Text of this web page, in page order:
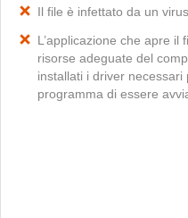
Il file è infettato da un
L’applicazione che apre il
risorse adeguate del
installati i driver
programma di essere